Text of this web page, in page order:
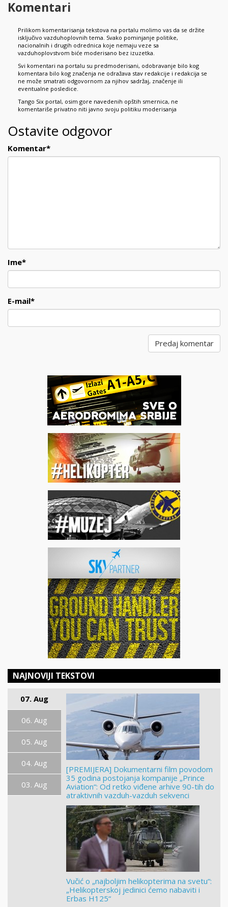
Komentari
Prilikom komentarisanja tekstova na portalu molimo vas da se držite
isključivo vazduhoplovnih tema. Svako pominjanje politike,
nacionalnih i drugih odrednica koje nemaju veze sa
vazduhoplovstvom biće moderisano bez izuzetka.
Svi komentari na portalu su predmoderisani, odobravanje bilo kog
komentara bilo kog značenja ne odražava stav redakcije i redakcija se
ne može smatrati odgovornom za njihov sadržaj, značenje ili
eventualne posledice.
Tango Six portal, osim gore navedenih opštih smernica, ne
komentariše privatno niti javno svoju politiku moderisanja
Ostavite odgovor
Komentar*
Ime*
E-mail*
NAJNOVIJI TEKSTOVI
07. Aug
06. Aug
05. Aug
04. Aug
03. Aug
[PREMIJERA] Dokumentarni film povodom
35 godina postojanja kompanije „Prince
Aviation“: Od retko viđene arhive 90-tih do
atraktivnih vazduh-vazduh sekvenci
Vučić o „najboljim helikopterima na svetu“:
„Helikopterskoj jedinici ćemo nabaviti i
Erbas H125“